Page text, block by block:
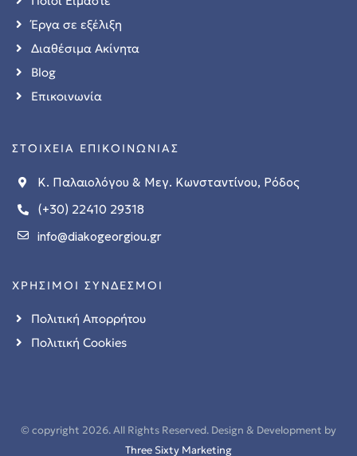
Έργα σε εξέλιξη
Διαθέσιμα Ακίνητα
Blog
Επικοινωνία
ΣΤΟΙΧΕΙΑ ΕΠΙΚΟΙΝΩΝΙΑΣ
Κ. Παλαιολόγου & Μεγ. Κωνσταντίνου, Ρόδος
(+30) 22410 29318
info@diakogeorgiou.gr
ΧΡΗΣΙΜΟΙ ΣΥΝΔΕΣΜΟΙ
Πολιτική Απορρήτου
Πολιτική Cookies
© copyright 2026. All Rights Reserved. Design & Development by
Three Sixty Marketing